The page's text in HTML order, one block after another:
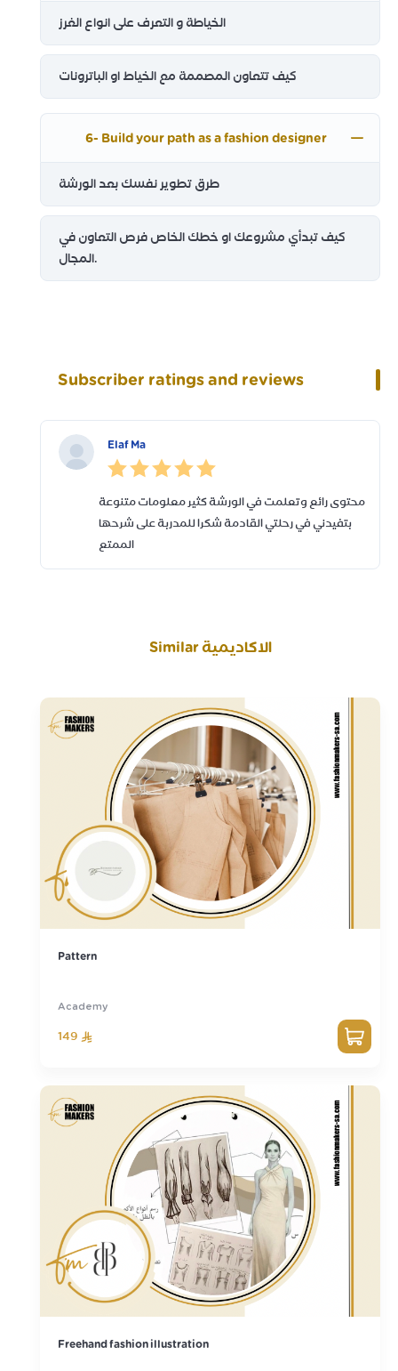
الخياطة و التعرف على انواع الغرز
كيف تتعاون المصممة مع الخياط او الباترونات
6- Build your path as a fashion designer
طرق تطوير نفسك بعد الورشة
كيف تبدأي مشروعك او خطك الخاص فرص التعاون في
المجال.
Subscriber ratings and reviews
Elaf Ma
محتوى رائع وتعلمت في الورشة كثير معلومات متنوعة
بتفيدني في رحلتي القادمة شكرا للمدربة على شرحها
الممتع
Similar الاكاديمية
Pattern
Academy
149
Freehand fashion illustration